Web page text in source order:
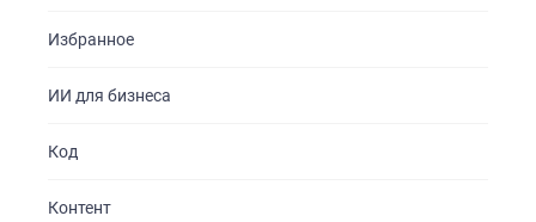
Избранное
ИИ для бизнеса
Код
Контент